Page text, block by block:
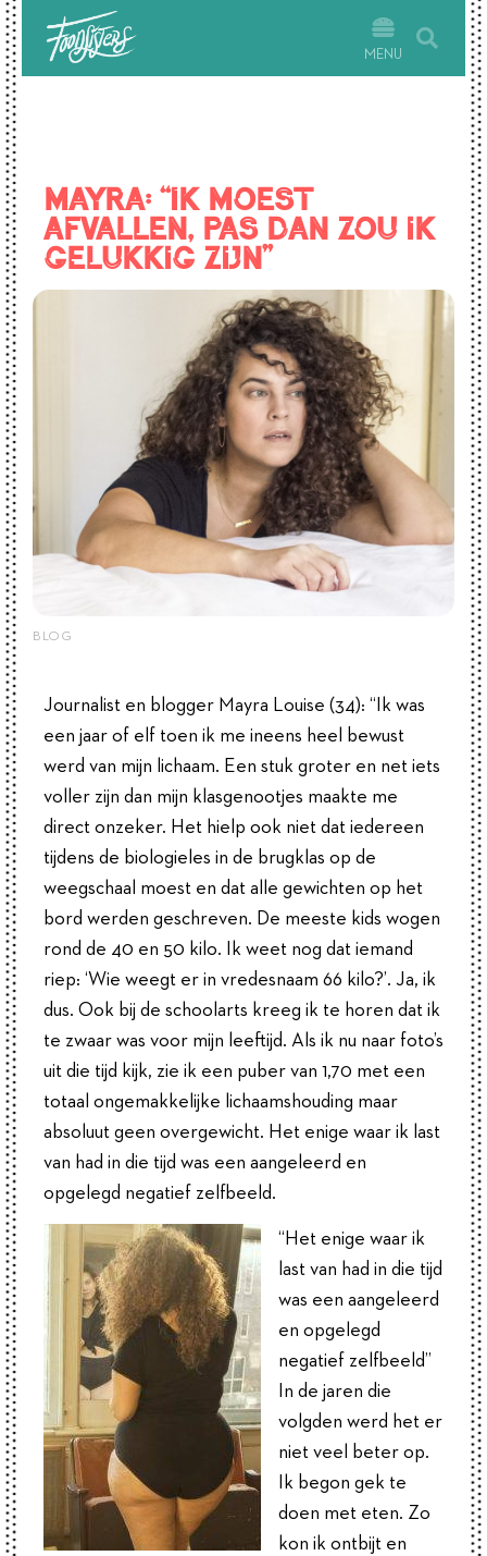
MENU
Mayra: “Ik moest
afvallen, pas dan zou ik
gelukkig zijn”
BLOG
Journalist en blogger Mayra Louise (34): “Ik was
een jaar of elf toen ik me ineens heel bewust
werd van mijn lichaam. Een stuk groter en net iets
voller zijn dan mijn klasgenootjes maakte me
direct onzeker. Het hielp ook niet dat iedereen
tijdens de biologieles in de brugklas op de
weegschaal moest en dat alle gewichten op het
bord werden geschreven. De meeste kids wogen
rond de 40 en 50 kilo. Ik weet nog dat iemand
riep: ‘Wie weegt er in vredesnaam 66 kilo?’. Ja, ik
dus. Ook bij de schoolarts kreeg ik te horen dat ik
te zwaar was voor mijn leeftijd. Als ik nu naar foto’s
uit die tijd kijk, zie ik een puber van 1,70 met een
totaal ongemakkelijke lichaamshouding maar
absoluut geen overgewicht. Het enige waar ik last
van had in die tijd was een aangeleerd en
opgelegd negatief zelfbeeld.
“Het enige waar ik
last van had in die tijd
was een aangeleerd
en opgelegd
negatief zelfbeeld”
In de jaren die
volgden werd het er
niet veel beter op.
Ik begon gek te
doen met eten. Zo
kon ik ontbijt en